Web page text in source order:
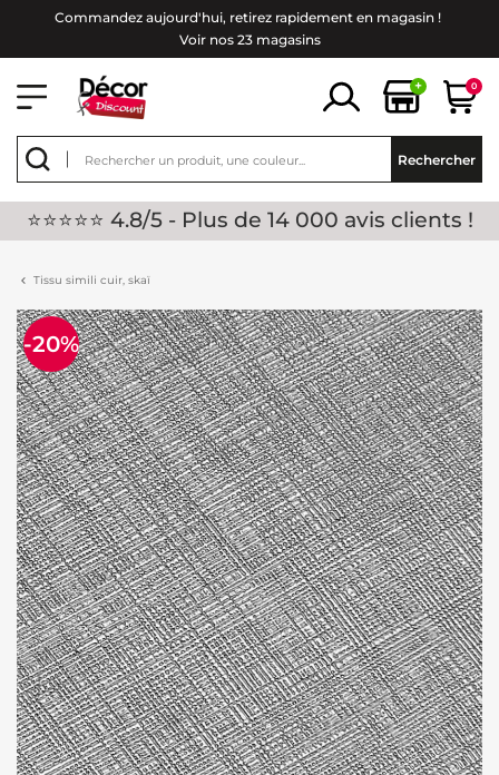
Commandez aujourd'hui, retirez rapidement en magasin !
Voir nos 23 magasins
+ 0
Rechercher
⭐⭐⭐⭐⭐ 4.8/5 - Plus de 14 000 avis clients !
Tissu simili cuir, skaï
-20%